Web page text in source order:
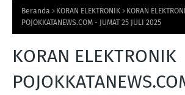
Beranda KORAN ELEKTRONIK
KORAN
POJOKKATANEWS.COM - JUMAT 25 JULI 2025
KORAN ELEKTRONIK